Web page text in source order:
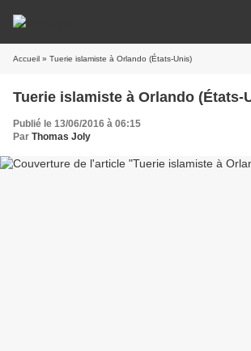
Accueil » Tuerie islamiste à Orlando (États-Unis)
Tuerie islamiste à Orlando (États-
Publié le 13/06/2016 à 06:15
Par Thomas Joly